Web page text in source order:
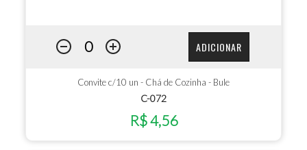
ADICIONAR
Convite c/10 un - Chá de Cozinha - Bule
C-072
R$ 4,56